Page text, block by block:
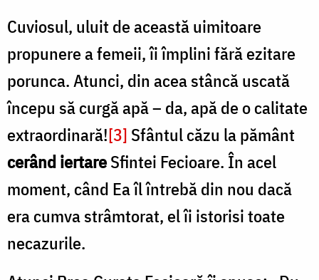
Cuviosul, uluit de această uimitoare
propunere a femeii, îi împlini fără ezitare
porunca. Atunci, din acea stâncă uscată
începu să curgă apă – da, apă de o calitate
extraordinară![3] Sfântul căzu la pământ
cerând iertareSfintei Fecioare. În acel
moment, când Ea îl întrebă din nou dacă
era cumva strâmtorat, el îi istorisi toate
necazurile.